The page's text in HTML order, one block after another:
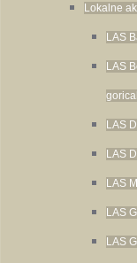
Lokalne
LAS
LAS
LAS
LAS
LAS
LAS
LAS